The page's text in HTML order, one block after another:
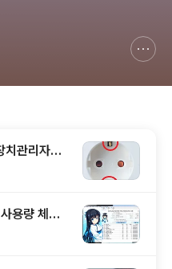
우가 종종 있습니다.
관리자에
용량 체크